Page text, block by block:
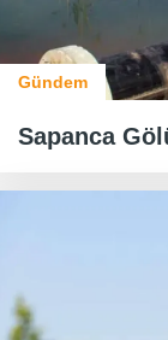
Gündem
Sapanca